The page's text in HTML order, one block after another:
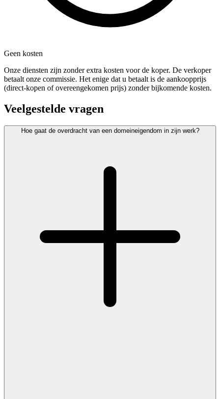
Geen kosten
Onze diensten zijn zonder extra kosten voor de koper. De verkoper
betaalt onze commissie. Het enige dat u betaalt is de aankoopprijs
(direct-kopen of overeengekomen prijs) zonder bijkomende kosten.
Veelgestelde vragen
Hoe gaat de overdracht van een domeineigendom in zijn werk?